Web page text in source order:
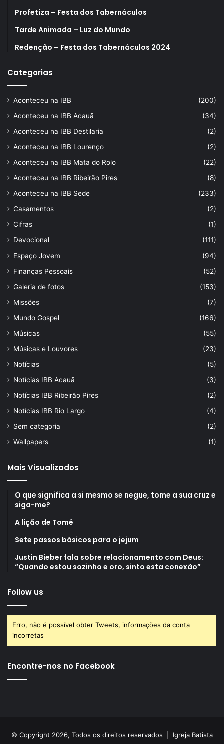
Profetiza – Festa dos Tabernáculos
Tarde Animada – Luz do Mundo
Redenção – Festa dos Tabernáculos 2024
Categorias
Aconteceu na IBB
(200)
Aconteceu na IBB Acauã
(34)
Aconteceu na IBB Destilaria
(2)
Aconteceu na IBB Lourenço
(2)
Aconteceu na IBB Mata do Rolo
(22)
Aconteceu na IBB Ribeirão Pires
(8)
Aconteceu na IBB Sede
(233)
Casamentos
(2)
Cifras
(1)
Devocional
(111)
Espaço Jovem
(94)
Finanças Pessoais
(52)
Galeria de fotos
(153)
Missões
(7)
Mundo Gospel
(166)
Músicas
(55)
Músicas e Louvores
(23)
Notícias
(5)
Notícias IBB Acauã
(3)
Notícias IBB Ribeirão Pires
(2)
Notícias IBB Rio Largo
(4)
Sem categoria
(2)
Wallpapers
(1)
Mais Visualizados
O que significa a si mesmo se negue, tome a sua cruz e
siga-me?
A lição de Tomé
Sete passos básicos para o jejum
Justin Bieber fala sobre relacionamento com Deus:
“Quando estou sozinho e oro, sinto esta conexão”
Follow us
Erro, não é possível obter Tweets, informações da conta
incorretas
Encontre-nos no Facebook
© Copyright 2026, Todos os direitos reservados | Igreja Batista